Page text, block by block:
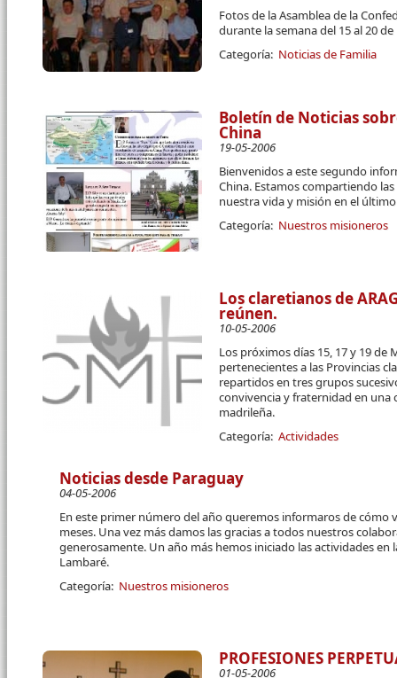
Fotos de la Asamblea de la
durante la semana del 15 al 20
Categoría: Noticias de Familia
Boletín de Noticias
China
19-05-2006
Bienvenidos a este segundo
China. Estamos compartiendo
nuestra vida y misión en el
Categoría: Nuestros misioneros
Los claretianos de
reúnen.
10-05-2006
Los próximos días 15, 17 y 19 de
pertenecientes a las Provincias
repartidos en tres grupos
convivencia y fraternidad en una
madrileña.
Categoría: Actividades
Noticias desde Paraguay
04-05-2006
En este primer número del año queremos informaros de cómo
meses. Una vez más damos las gracias a todos nuestros
generosamente. Un año más hemos iniciado las actividades en
Lambaré.
Categoría: Nuestros misioneros
PROFESIONES
01-05-2006